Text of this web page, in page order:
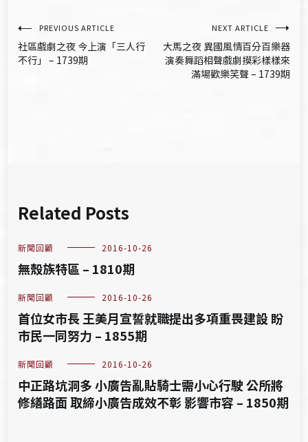
文
章
PREVIOUS ARTICLE
社區戲劇之夜 今上演「三人行
不行」 – 1739期
NEXT ARTICLE
大馬之夜 異國風情百分百樂器
演奏舞蹈相聲戲劇摸彩樣樣來
滿場歡樂笑聲 – 1739期
Related Posts
新聞回顧 2016-10-26
無殼族特區 – 1810期
新聞回顧 2016-10-26
首位女市長 王美月宣誓就職提出多項重畏建設 盼
市民一同努力 – 1855期
新聞回顧 2016-10-26
中正路坑洞多 小廣告亂貼騎士需小心行駛 公所將
修繕路面 取締小廣告成效不彰 影響市容 – 1850期